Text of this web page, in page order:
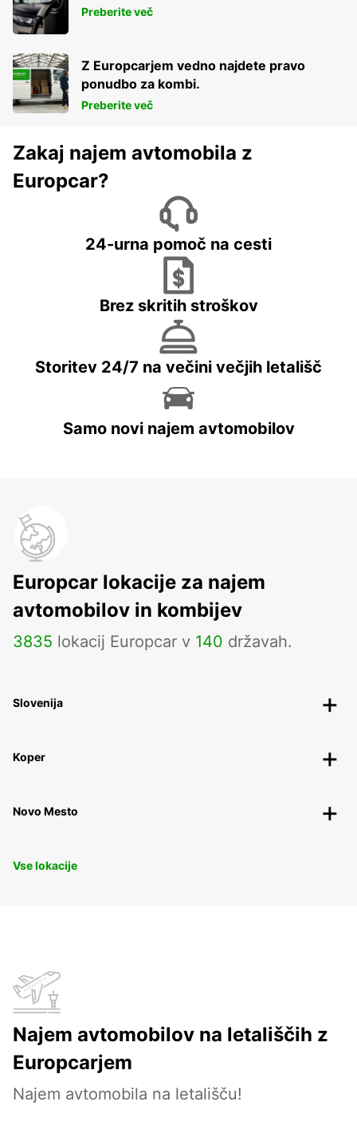
Preberite več
Z Europcarjem vedno najdete pravo
ponudbo za kombi.
Preberite več
Zakaj najem avtomobila z
Europcar?
24-urna pomoč na cesti
Brez skritih stroškov
Storitev 24/7 na večini večjih letališč
Samo novi najem avtomobilov
Europcar lokacije za najem
avtomobilov in kombijev
3835 lokacij Europcar v 140 državah.
Slovenija
Koper
Novo Mesto
Vse lokacije
Najem avtomobilov na letališčih z
Europcarjem
Najem avtomobila na letališču!